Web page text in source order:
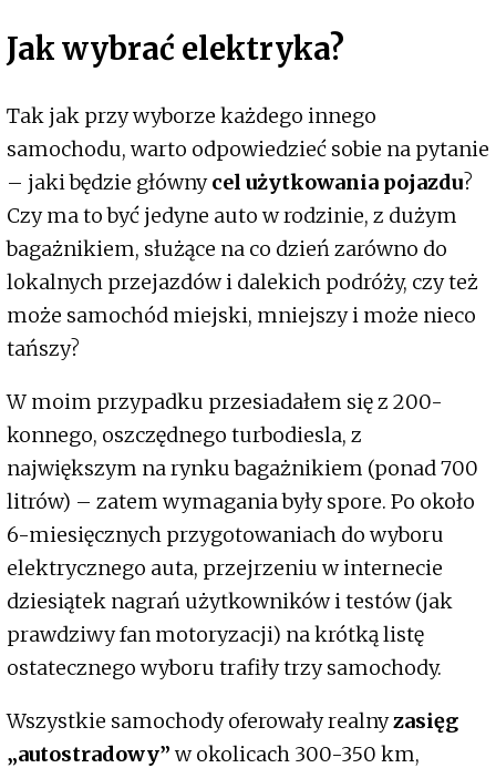
Jak wybrać elektryka?
Tak jak przy wyborze każdego innego
samochodu, warto odpowiedzieć sobie na pytanie
– jaki będzie głównycel użytkowania pojazdu?
Czy ma to być jedyne auto w rodzinie, z dużym
bagażnikiem, służące na co dzień zarówno do
lokalnych przejazdów i dalekich podróży, czy też
może samochód miejski, mniejszy i może nieco
tańszy?
W moim przypadku przesiadałem się z 200-
konnego, oszczędnego turbodiesla, z
największym na rynku bagażnikiem (ponad 700
litrów) – zatem wymagania były spore. Po około
6-miesięcznych przygotowaniach do wyboru
elektrycznego auta, przejrzeniu w internecie
dziesiątek nagrań użytkowników i testów (jak
prawdziwy fan motoryzacji) na krótką listę
ostatecznego wyboru trafiły trzy samochody.
Wszystkie samochody oferowały realnyzasięg
„autostradowy”w okolicach 300-350 km,